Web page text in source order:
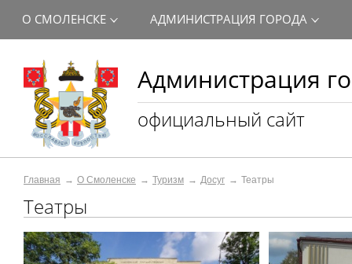
Администрация
официальный сайт
О СМОЛЕНСКЕ АДМИНИСТРАЦИЯ ГОРОДА
Главная О Смоленске Туризм Досуг Театры
Театры